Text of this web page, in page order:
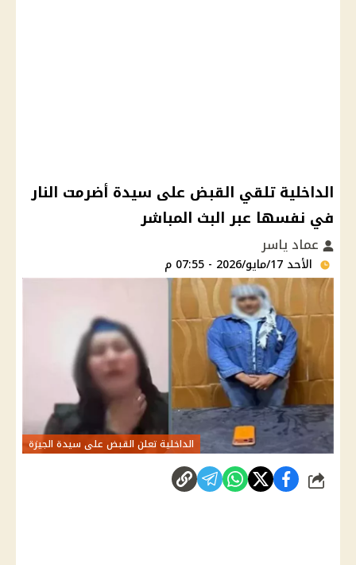
الداخلية تلقي القبض على سيدة أضرمت النار
في نفسها عبر البث المباشر
عماد ياسر
الأحد 17/مايو/2026 - 07:55 م
الداخلية تعلن القبض على سيدة الجيزة
شارك